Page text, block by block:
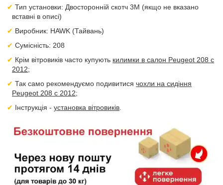
Тип установки: Двосторонній скотч 3M (якщо не вказано
вставні в описі)
Виробник: HAWK (Тайвань)
Сумісність: 208
Крім вітровиків часто купують килимки в салон Peugeot 208 с
2012;
Так само рекомендуємо подивитисячохли на сидіння
Peugeot 208 с 2012;
Інструкція -установка вітровиків